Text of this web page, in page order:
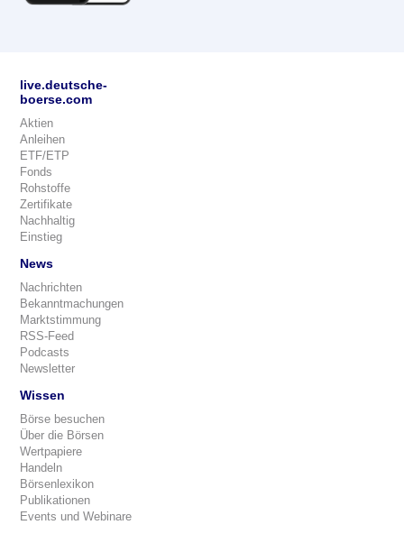
live.deutsche-
boerse.com
Aktien
Anleihen
ETF/ETP
Fonds
Rohstoffe
Zertifikate
Nachhaltig
Einstieg
News
Nachrichten
Bekanntmachungen
Marktstimmung
RSS-Feed
Podcasts
Newsletter
Wissen
Börse besuchen
Über die Börsen
Wertpapiere
Handeln
Börsenlexikon
Publikationen
Events und Webinare